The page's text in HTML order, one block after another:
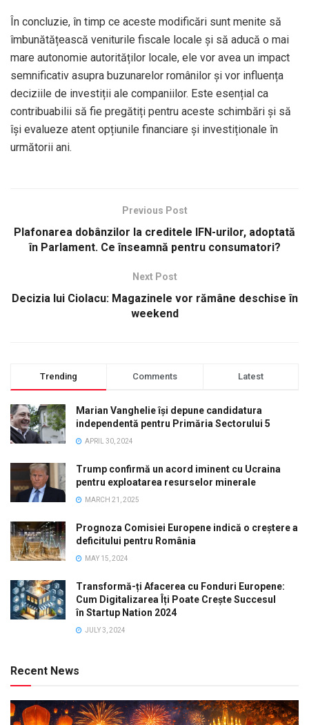
În concluzie, în timp ce aceste modificări sunt menite să
îmbunătățească veniturile fiscale locale și să aducă o mai
mare autonomie autorităților locale, ele vor avea un impact
semnificativ asupra buzunarelor românilor și vor influența
deciziile de investiții ale companiilor. Este esențial ca
contribuabilii să fie pregătiți pentru aceste schimbări și să
își evalueze atent opțiunile financiare și investiționale în
următorii ani.
Previous Post
Plafonarea dobânzilor la creditele IFN-urilor, adoptată
în Parlament. Ce înseamnă pentru consumatori?
Next Post
Decizia lui Ciolacu: Magazinele vor rămâne deschise în
weekend
Trending Comments Latest
Marian Vanghelie își depune candidatura
independentă pentru Primăria Sectorului 5
APRIL 30, 2024
Trump confirmă un acord iminent cu Ucraina
pentru exploatarea resurselor minerale
MARCH 21, 2025
Prognoza Comisiei Europene indică o creștere a
deficitului pentru România
MAY 15, 2024
Transformă-ți Afacerea cu Fonduri Europene:
Cum Digitalizarea Îți Poate Crește Succesul
în Startup Nation 2024
JULY 3, 2024
Recent News